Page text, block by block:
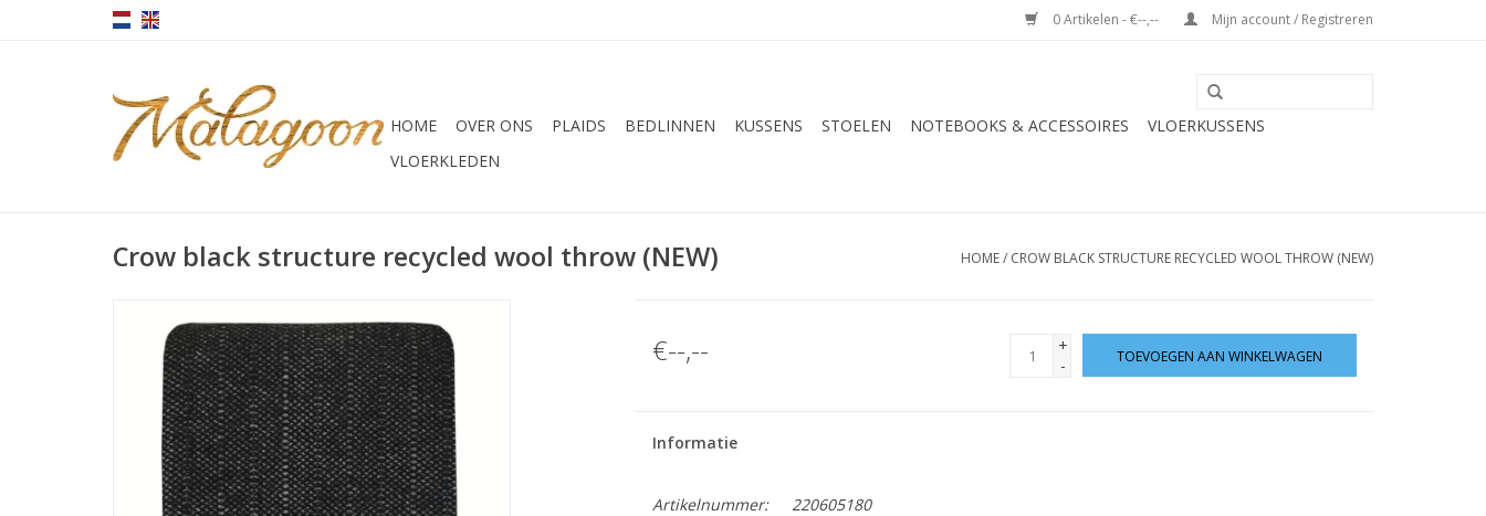
0 Artikelen - €--,-- Mijn account / Registreren
HOME OVER ONS PLAIDS BEDLINNEN KUSSENS STOELEN NOTEBOOKS & ACCESSOIRES
VLOERKUSSENS
VLOERKLEDEN
Crow black structure recycled wool throw (NEW) HOME/ CROW BLACK STRUCTURE RECYCLED WOOL THROW (NEW)
€--,--
+
-
TOEVOEGEN AAN WINKELWAGEN
Informatie
Artikelnummer:
220605180